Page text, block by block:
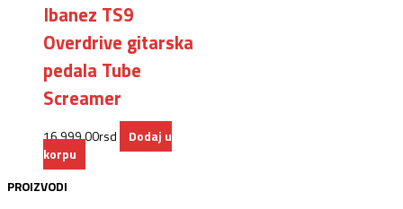
Ibanez TS9
Overdrive gitarska
pedala Tube
Screamer
16.999,00rsd
Dodaj u
korpu
PROIZVODI